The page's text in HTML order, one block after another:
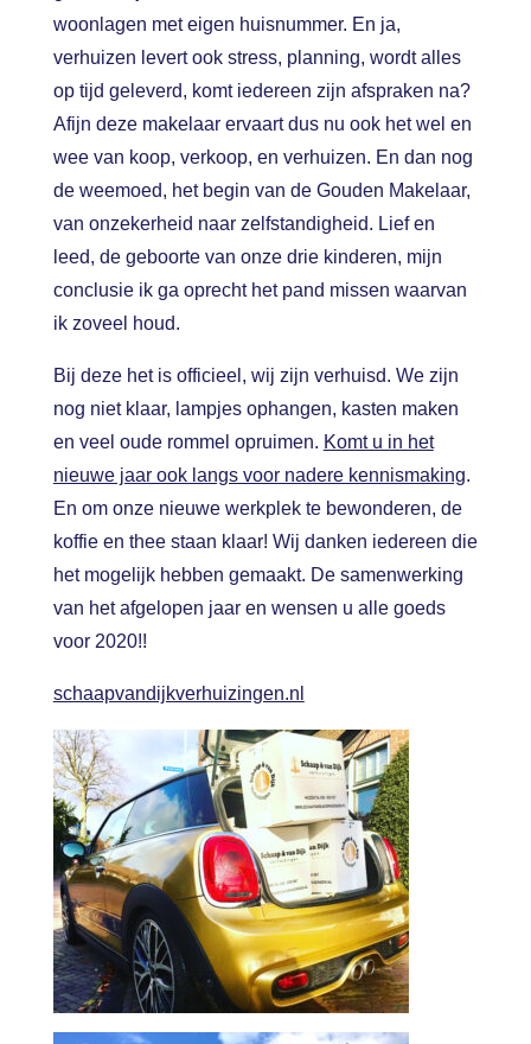
woonlagen met eigen huisnummer. En ja,
verhuizen levert ook stress, planning, wordt alles
op tijd geleverd, komt iedereen zijn afspraken na?
Afijn deze makelaar ervaart dus nu ook het wel en
wee van koop, verkoop, en verhuizen. En dan nog
de weemoed, het begin van de Gouden Makelaar,
van onzekerheid naar zelfstandigheid. Lief en
leed, de geboorte van onze drie kinderen, mijn
conclusie ik ga oprecht het pand missen waarvan
ik zoveel houd.
Bij deze het is officieel, wij zijn verhuisd. We zijn
nog niet klaar, lampjes ophangen, kasten maken
en veel oude rommel opruimen. Komt u in het
nieuwe jaar ook langs voor nadere kennismaking.
En om onze nieuwe werkplek te bewonderen, de
koffie en thee staan klaar! Wij danken iedereen die
het mogelijk hebben gemaakt. De samenwerking
van het afgelopen jaar en wensen u alle goeds
voor 2020!!
schaapvandijkverhuizingen.nl